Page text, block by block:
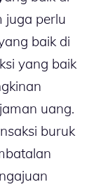
juga perlu
baik di
yang baik
uang.
buruk